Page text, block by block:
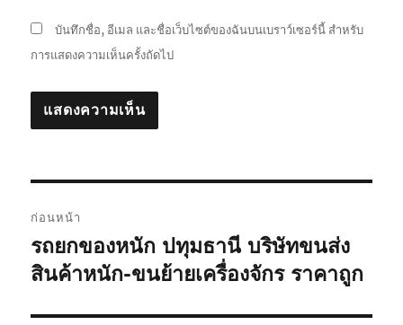
บันทึกชื่อ, อีเมล และชื่อเว็บไซต์ของฉันบนเบราว์เซอร์นี้ สำหรับ
การแสดงความเห็นครั้งถัดไป
เรื่อง
ก่อนหน้า
เรื่อง
ก่อน
รถยกของหนัก ปทุมธานี บริษัทขนส่ง
สินค้าหนัก-ขนย้ายเครื่องจักร ราคาถูก